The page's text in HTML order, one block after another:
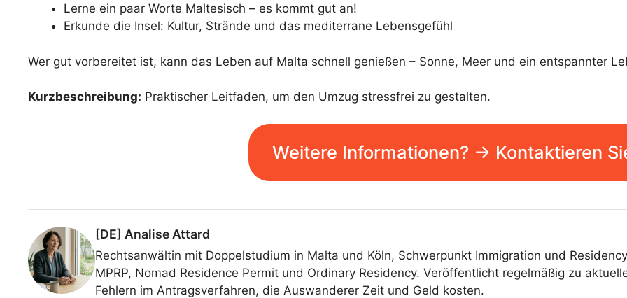
Lerne ein paar Worte Maltesisch – es kommt gut an!
Erkunde die Insel: Kultur, Strände und das mediterrane Lebensgefühl
Wer gut vorbereitet ist, kann das Leben auf Malta schnell genießen – Sonne, Meer und ein entspannter
Kurzbeschreibung: Praktischer Leitfaden, um den Umzug stressfrei zu gestalten.
Weitere Informationen? → Kontaktieren
[DE] Analise Attard
Rechtsanwältin mit Doppelstudium in Malta und Köln, Schwerpunkt Immigration und
MPRP, Nomad Residence Permit und Ordinary Residency. Veröffentlicht regelmäßig zu
Fehlern im Antragsverfahren, die Auswanderer Zeit und Geld kosten.